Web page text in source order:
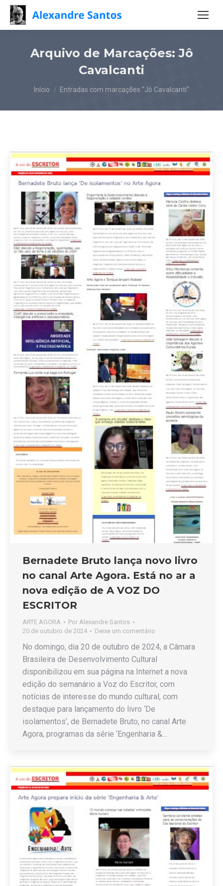
Arquivo de Marcações:Jô
Cavalcanti
Você está aqui:
Início Entradas com marcações "Jô Cavalcanti"
Bernadete Bruto lança novo livro
no canal Arte Agora. Está no ar a
nova edição de A VOZ DO
ESCRITOR
ARTE AGORA Por Alexandre Santos
20 de outubro de 2024
Deixe um comentário
No domingo, dia 20 de outubro de 2024, a Câmara
Brasileira de Desenvolvimento Cultural
disponibilizou em sua página na Internet a nova
edição do semanário a Voz do Escritor, com
notícias de interesse do mundo cultural, com
destaque para lançamento do livro ‘De
isolamentos’, de Bernadete Bruto, no canal Arte
Agora, programas da série ‘Engenharia &…